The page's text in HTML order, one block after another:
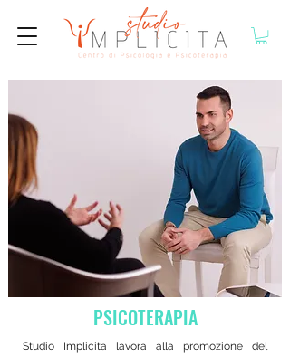
PSICOTERAPIA
Studio Implicita lavora alla promozione del